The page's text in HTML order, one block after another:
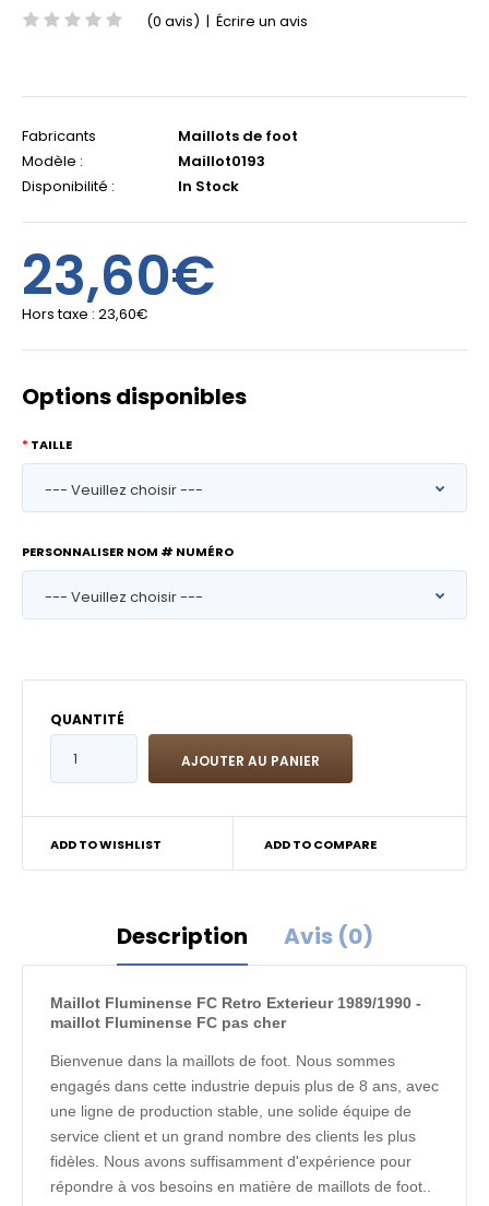
(0 avis) | Écrire un avis
Fabricants
Maillots de foot
Modèle :
Maillot0193
Disponibilité :
In Stock
23,60€
Hors taxe : 23,60€
Options disponibles
TAILLE
PERSONNALISER NOM # NUMÉRO
QUANTITÉ
ADD TO WISHLIST ADD TO COMPARE
Description Avis (0)
Maillot Fluminense FC Retro Exterieur 1989/1990 -
maillot Fluminense FC pas cher
Bienvenue dans la maillots de foot. Nous sommes
engagés dans cette industrie depuis plus de 8 ans, avec
une ligne de production stable, une solide équipe de
service client et un grand nombre des clients les plus
fidèles. Nous avons suffisamment d'expérience pour
répondre à vos besoins en matière de maillots de foot..